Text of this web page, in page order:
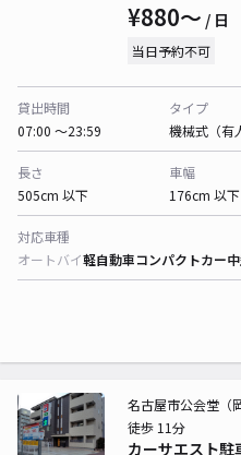
¥880〜 / 日
当日予約不可
貸出時間
07:00 〜23:59
タイプ
機械式（有
長さ
505cm 以下
車幅
176cm 以下
対応車種
オートバイ軽自動車コンパクトカー
カーサエスト駐
名古屋市公会堂（
徒歩 11分